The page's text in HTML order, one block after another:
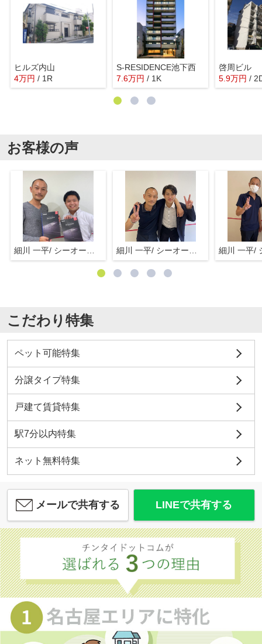
ヒルズ内山
4万円 / 1R
S-RESIDENCE池下西
7.6万円 / 1K
啓周ビル
5.9万円 /
お客様の声
こだわり特集
ペット可能特集
分譲タイプ特集
戸建て賃貸特集
駅7分以内特集
ネット無料特集
メールで共有する LINEで共有する